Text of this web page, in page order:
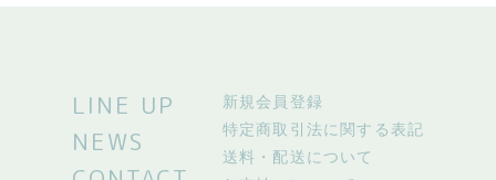
新規会員登録
特定商取引法に関する表記
送料・配送について
LINE UP
NEWS